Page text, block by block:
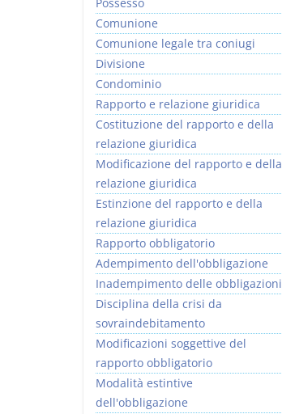
Comunione
Comunione legale tra coniugi
Divisione
Condominio
Rapporto e relazione giuridica
Costituzione del rapporto e della
relazione giuridica
Modificazione del rapporto e della
relazione giuridica
Estinzione del rapporto e della
relazione giuridica
Rapporto obbligatorio
Adempimento dell'obbligazione
Inadempimento delle obbligazioni
Disciplina della crisi da
sovraindebitamento
Modificazioni soggettive del
rapporto obbligatorio
Modalità estintive
dell'obbligazione